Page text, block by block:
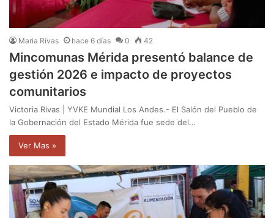
Maria Rivas hace 6 días 0 42
Mincomunas Mérida presentó balance de
gestión 2026 e impacto de proyectos
comunitarios
Victoria Rivas | YVKE Mundial Los Andes.- El Salón del Pueblo de
la Gobernación del Estado Mérida fue sede del…
Ver Mas »